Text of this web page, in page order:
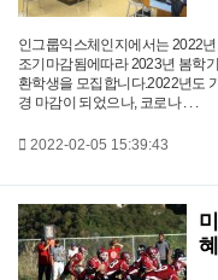
인그룹익스체인지에서는 2022
조기마감됨에따라 2023년 봄학
환학생을 모집합니다.2022년도
경 마감이 되었으나, 코로나 . . .
2022-02-05 15:39:43